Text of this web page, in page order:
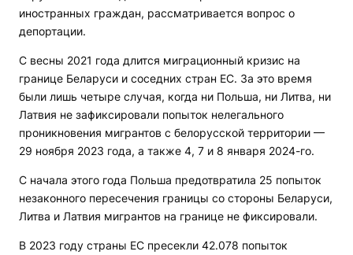
иностранных граждан, рассматривается вопрос о
депортации.
С весны 2021 года длится миграционный кризис на
границе Беларуси и соседних стран ЕС. За это время
были лишь четыре случая, когда ни Польша, ни Литва, ни
Латвия не зафиксировали попыток нелегального
проникновения мигрантов с белорусской территории —
29 ноября 2023 года, а также 4, 7 и 8 января 2024-го.
С начала этого года Польша предотвратила 25 попыток
незаконного пересечения границы со стороны Беларуси,
Литва и Латвия мигрантов на границе не фиксировали.
В 2023 году страны ЕС пресекли 42.078 попыток